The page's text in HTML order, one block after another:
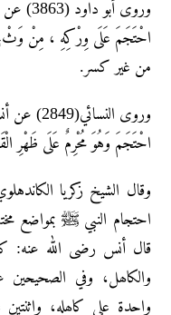
وروى
احْتَجَمَ عَلَى وِرْكِهِ ، مِنْ
من غير كسر.
وروى
احْتَجَمَ وَهُوَ مُحْرِمٌ عَلَى ظَهْرِ
وقال الشيخ زكريا
احتجام النبي ﷺ بمواضع
قال أنس رضی الله عنه:
والکاھل، وفي
واحدة علی کاھله،